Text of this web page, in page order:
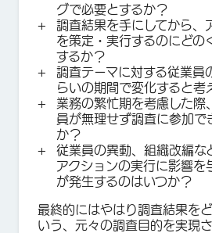
グで必要とするか？
調査結果を手にしてから、
を策定・実行するのにどの
するか？
調査テーマに対する従業員
らいの期間で変化すると考
業務の繁忙期を考慮した際
員が無理せず調査に参加で
か？
従業員の異動、組織改編な
アクションの実行に影響を
が発生するのはいつか？
最終的にはやはり調査結果を
いう、元々の調査目的を実現